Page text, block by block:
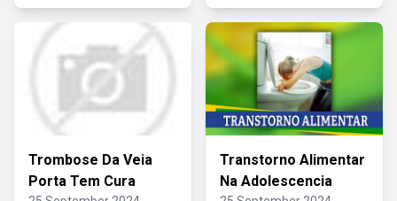
Trombose Da Veia
Porta Tem Cura
Transtorno Alimentar
Na Adolescencia